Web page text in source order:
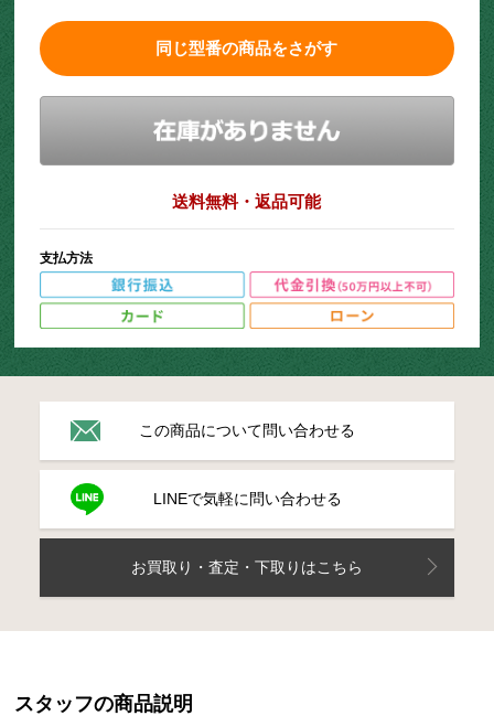
同じ型番の商品をさがす
送料無料・返品可能
支払方法
この商品について問い合わせる
LINEで気軽に問い合わせる
お買取り・査定・下取りはこちら
スタッフの商品説明